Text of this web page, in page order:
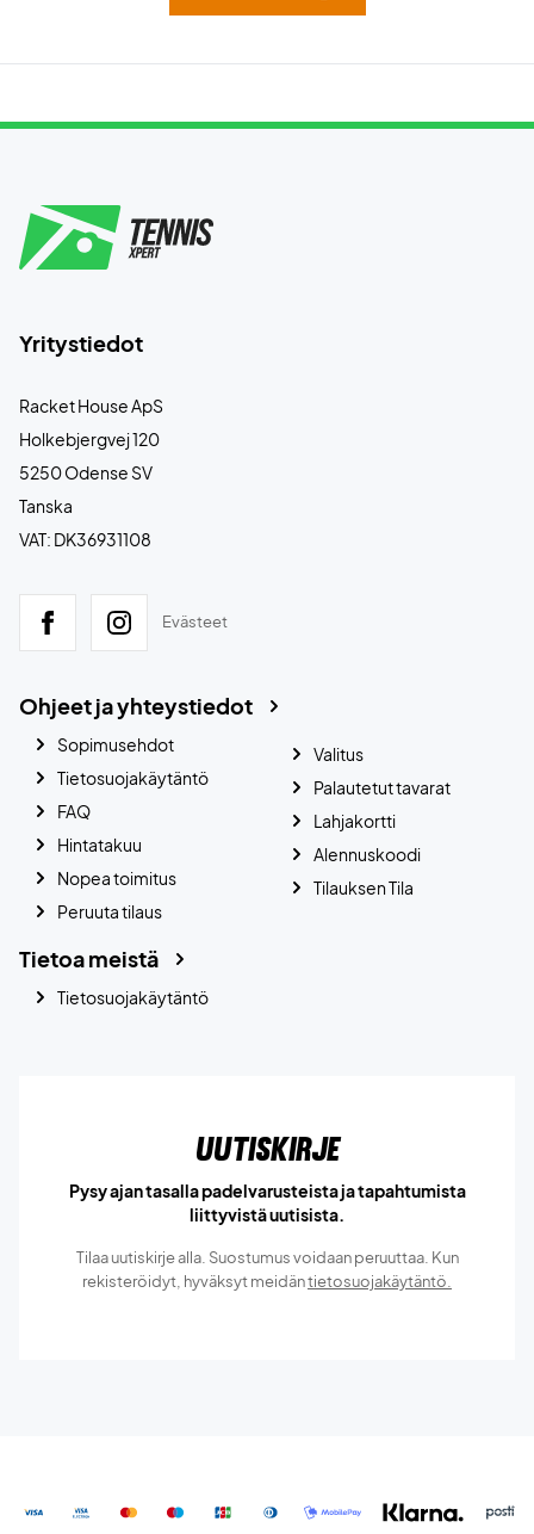
Yritystiedot
Racket House ApS
Holkebjergvej 120
5250 Odense SV
Tanska
VAT: DK36931108
Evästeet
Ohjeet ja yhteystiedot
Sopimusehdot
Tietosuojakäytäntö
FAQ
Hintatakuu
Nopea toimitus
Peruuta tilaus
Valitus
Palautetut tavarat
Lahjakortti
Alennuskoodi
Tilauksen Tila
Tietoa meistä
Tietosuojakäytäntö
Uutiskirje
Pysy ajan tasalla padelvarusteista ja tapahtumista
liittyvistä uutisista.
Tilaa uutiskirje alla. Suostumus voidaan peruuttaa. Kun
rekisteröidyt, hyväksyt meidäntietosuojakäytäntö.